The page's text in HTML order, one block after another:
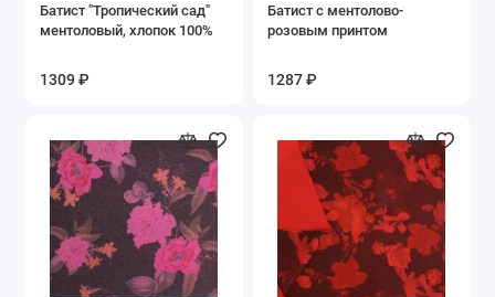
Белый
Голубой
Горчичный
Желтый
Батист "Тропический сад"
ментоловый, хлопок 100%
1309 ₽
Батист с ментолово-
розовым принтом
1287 ₽